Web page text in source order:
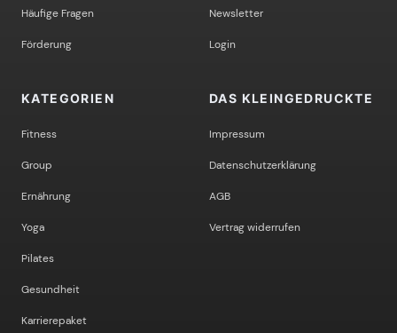
Häufige Fragen
Förderung
Newsletter
Login
KATEGORIEN
Fitness
Group
Ernährung
Yoga
Pilates
Gesundheit
Karrierepaket
DAS KLEINGEDRUCKTE
Impressum
Datenschutzerklärung
AGB
Vertrag widerrufen